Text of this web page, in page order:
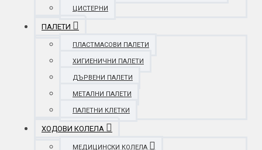
ЦИСТЕРНИ
ПАЛЕТИ
ПЛАСТМАСОВИ ПАЛЕТИ
ХИГИЕНИЧНИ ПАЛЕТИ
ДЪРВЕНИ ПАЛЕТИ
МЕТАЛНИ ПАЛЕТИ
ПАЛЕТНИ КЛЕТКИ
ХОДОВИ КОЛЕЛА
МЕДИЦИНСКИ КОЛЕЛА